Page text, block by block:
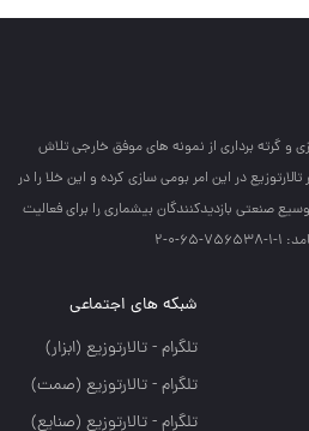
و گرته برداري از نمونه هاي موفق خارجي تلاش
در اين امر بومي سازي كرده و اين خلا را در
صنعتي بازديدكنندگان بيشماري را براي فعاليت
0-2
شبکه های اجتماعی
تلگرام - تالارتوزيع (ابزار)
تلگرام - تالارتوزيع (صمت)
تلگرام - تالارتوزيع (صنايع)